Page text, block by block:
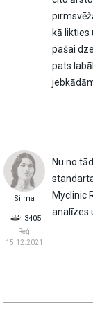
kā likties
pašai
pats
Silma
3405
Reģ:
15.12.2021
Nu no
Myclinic
analīzes